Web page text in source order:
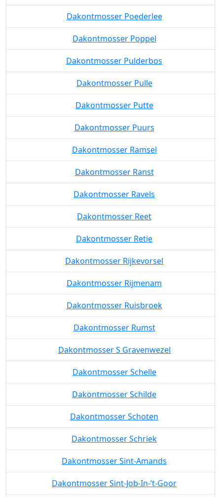
Dakontmosser Poederlee
Dakontmosser Poppel
Dakontmosser Pulderbos
Dakontmosser Pulle
Dakontmosser Putte
Dakontmosser Puurs
Dakontmosser Ramsel
Dakontmosser Ranst
Dakontmosser Ravels
Dakontmosser Reet
Dakontmosser Retie
Dakontmosser Rijkevorsel
Dakontmosser Rijmenam
Dakontmosser Ruisbroek
Dakontmosser Rumst
Dakontmosser S Gravenwezel
Dakontmosser Schelle
Dakontmosser Schilde
Dakontmosser Schoten
Dakontmosser Schriek
Dakontmosser Sint-Amands
Dakontmosser Sint-Job-In-’t-Goor